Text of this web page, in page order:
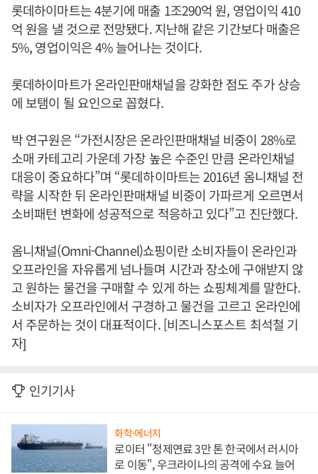
롯데하이마트는 4분기에 매출 1조290억 원, 영업이익 410
억 원을 낼 것으로 전망됐다. 지난해 같은 기간보다 매출은
5%, 영업이익은 4% 늘어나는 것이다.
롯데하이마트가 온라인판매채널을 강화한 점도 주가 상승
에 보탬이 될 요인으로 꼽혔다.
박 연구원은 “가전시장은 온라인판매채널 비중이 28%로
소매 카테고리 가운데 가장 높은 수준인 만큼 온라인채널
대응이 중요하다”며 “롯데하이마트는 2016년 옴니채널 전
략을 시작한 뒤 온라인판매채널 비중이 가파르게 오르면서
소비패턴 변화에 성공적으로 적응하고 있다”고 진단했다.
옴니채널(Omni-Channel)쇼핑이란 소비자들이 온라인과
오프라인을 자유롭게 넘나들며 시간과 장소에 구애받지 않
고 원하는 물건을 구매할 수 있게 하는 쇼핑체계를 말한다.
소비자가 오프라인에서 구경하고 물건을 고르고 온라인에
서 주문하는 것이 대표적이다. [비즈니스포스트 최석철 기
자]
인기기사
화학·에너지
로이터 "정제연료 3만 톤 한국에서 러시아
로 이동", 우크라이나의 공격에 수요 늘어